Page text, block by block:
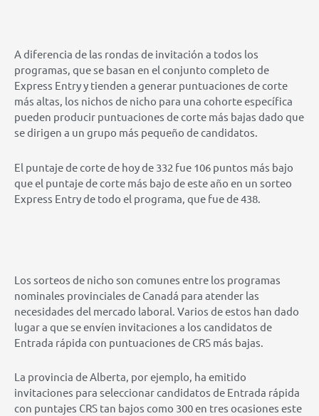
A diferencia de las rondas de invitación a todos los
programas, que se basan en el conjunto completo de
Express Entry y tienden a generar puntuaciones de corte
más altas, los nichos de nicho para una cohorte específica
pueden producir puntuaciones de corte más bajas dado que
se dirigen a un grupo más pequeño de candidatos.
El puntaje de corte de hoy de 332 fue 106 puntos más bajo
que el puntaje de corte más bajo de este año en un sorteo
Express Entry de todo el programa, que fue de 438.
Los sorteos de nicho son comunes entre los programas
nominales provinciales de Canadá para atender las
necesidades del mercado laboral. Varios de estos han dado
lugar a que se envíen invitaciones a los candidatos de
Entrada rápida con puntuaciones de CRS más bajas.
La provincia de Alberta, por ejemplo, ha emitido
invitaciones para seleccionar candidatos de Entrada rápida
con puntajes CRS tan bajos como 300 en tres ocasiones este